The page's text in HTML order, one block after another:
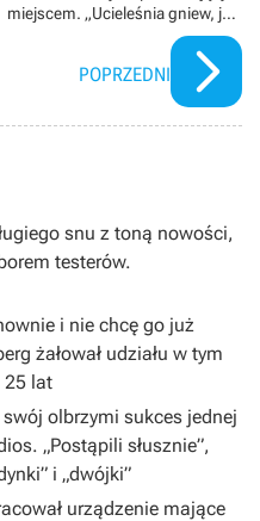
miejscem. „Ucieleśnia gniew, jaki
Bóg okazał grzesznikom”
POPRZEDNI
snu z toną nowości,
testerów.
i nie chcę go już
żałował udziału w tym
25 lat
olbrzymi sukces jednej
„Postąpili słusznie”,
i „dwójki”
urządzenie mające